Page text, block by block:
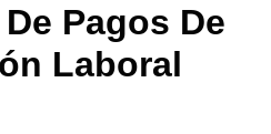
Pagos De
Laboral